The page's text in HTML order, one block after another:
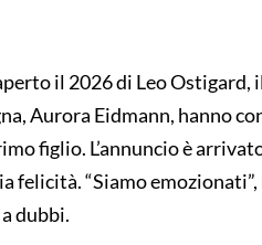
il 2026 di Leo Ostigard,
Aurora Eidmann, hanno
figlio. L’annuncio è
felicità. “Siamo
dubbi.